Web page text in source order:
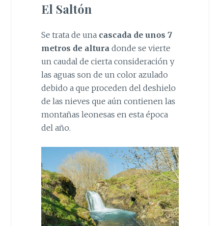
El Saltón
Se trata de una cascada de unos 7
metros de altura donde se vierte
un caudal de cierta consideración y
las aguas son de un color azulado
debido a que proceden del deshielo
de las nieves que aún contienen las
montañas leonesas en esta época
del año.